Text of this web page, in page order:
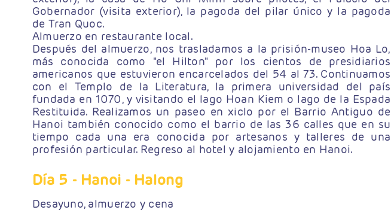
Gobernador (visita exterior), la pagoda del pilar único y la pagoda
de Tran Quoc.
Almuerzo en restaurante local.
Después del almuerzo, nos trasladamos a la prisión-museo Hoa Lo,
más conocida como "el Hilton" por los cientos de presidiarios
americanos que estuvieron encarcelados del 54 al 73. Continuamos
con el Templo de la Literatura, la primera universidad del país
fundada en 1070, y visitando el lago Hoan Kiem o lago de la Espada
Restituida. Realizamos un paseo en xiclo por el Barrio Antiguo de
Hanoi también conocido como el barrio de las 36 calles que en su
tiempo cada una era conocida por artesanos y talleres de una
profesión particular. Regreso al hotel y alojamiento en Hanoi.
Día 5 - Hanoi - Halong
Desayuno, almuerzo y cena